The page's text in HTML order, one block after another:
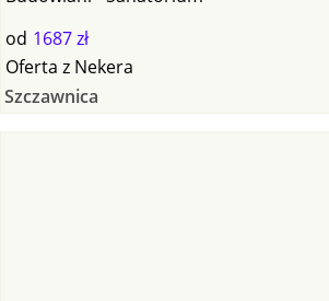
od 1687 zł
Oferta z Nekera
Szczawnica